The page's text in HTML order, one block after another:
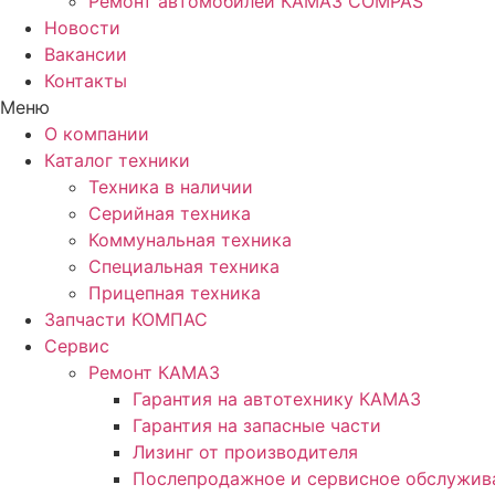
Новости
Вакансии
Контакты
Меню
О компании
Каталог техники
Техника в наличии
Серийная техника
Коммунальная техника
Специальная техника
Прицепная техника
Запчасти КОМПАС
Сервис
Ремонт КАМАЗ
Гарантия на автотехнику КАМАЗ
Гарантия на запасные части
Лизинг от производителя
Послепродажное и сервисное